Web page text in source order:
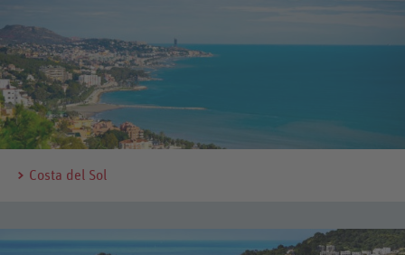
Costa del Sol